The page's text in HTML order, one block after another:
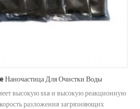
Наночастица Для Очистки Воды
высокую ssa и высокую реакционную
разложения загрязняющих